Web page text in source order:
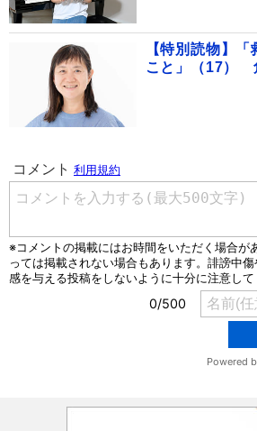
【特別読物】
こと」（17）